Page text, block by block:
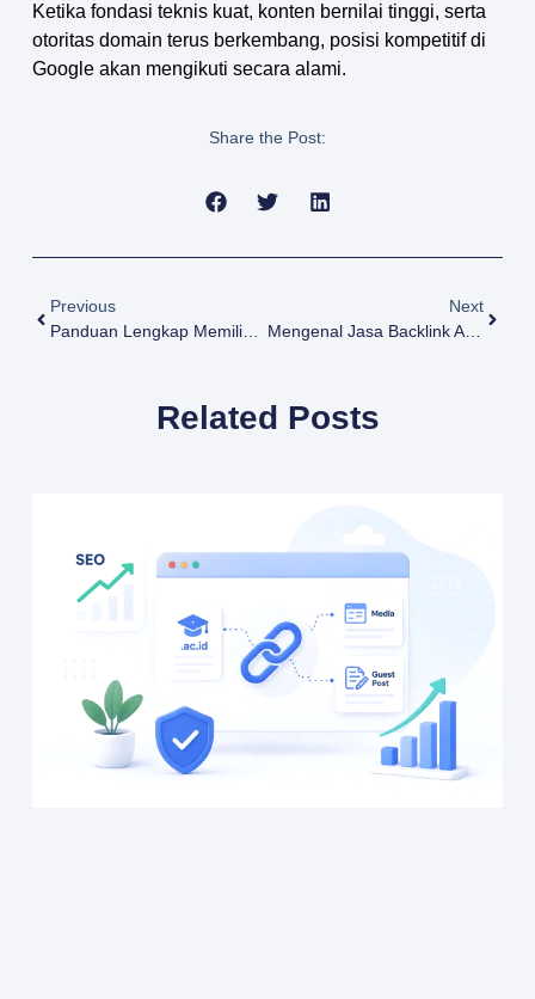
Ketika fondasi teknis kuat, konten bernilai tinggi, serta
otoritas domain terus berkembang, posisi kompetitif di
Google akan mengikuti secara alami.
Share the Post:
Previous
Panduan Lengkap Memilih Penyedia Jasa Backlink AC.ID Terbaik
Next
Mengenal Jasa Backlink AC.ID Dalam Praktik SEO Profesional
Related Posts